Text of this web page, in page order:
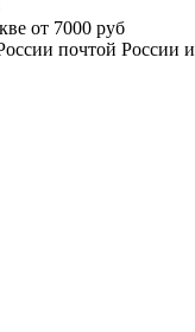
от 7000 руб
почтой